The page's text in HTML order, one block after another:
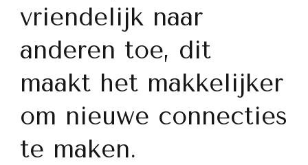
vriendelijk naar
anderen toe, dit
maakt het makkelijker
om nieuwe connecties
te maken.